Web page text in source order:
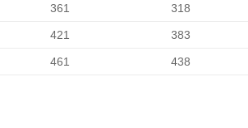
361 318
421 383
461 438